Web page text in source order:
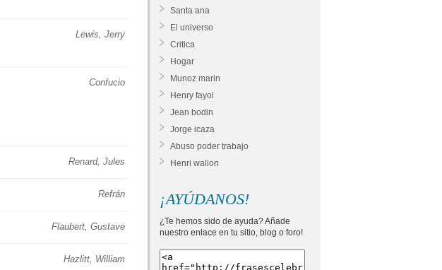
Lewis, Jerry
Confucio
Renard, Jules
Refrán
Flaubert, Gustave
Hazlitt, William
Santa ana
El universo
Critica
Hogar
Munoz marin
Henry fayol
Jean bodin
Jorge icaza
Abuso poder trabajo
Henri wallon
¡AYÚDANOS!
¿Te hemos sido de ayuda? Añade
nuestro enlace en tu sitio, blog o foro!